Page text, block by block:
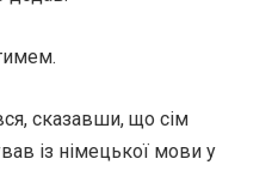
сказавши, що сім
із німецької мови у